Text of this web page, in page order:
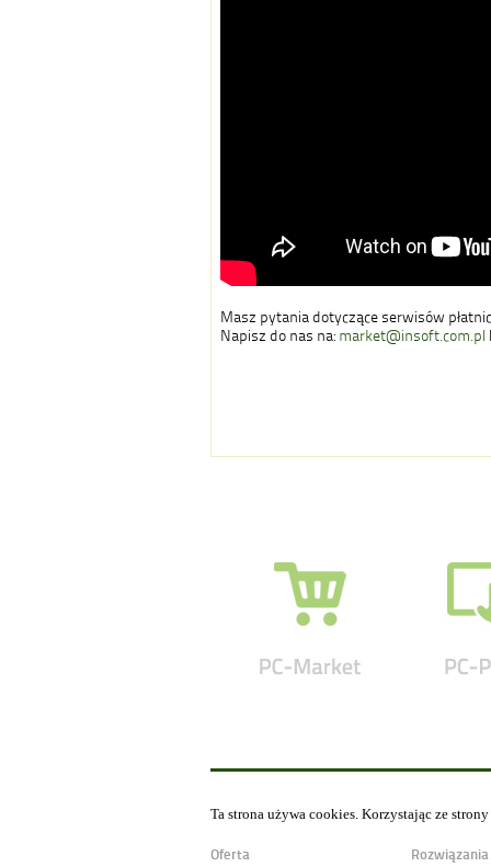
Masz pytania dotyczące serwisów
Napisz do nas na: market@insoft.com.pl
Ta strona używa cookies. Korzystając ze
Oferta Rozwiązania